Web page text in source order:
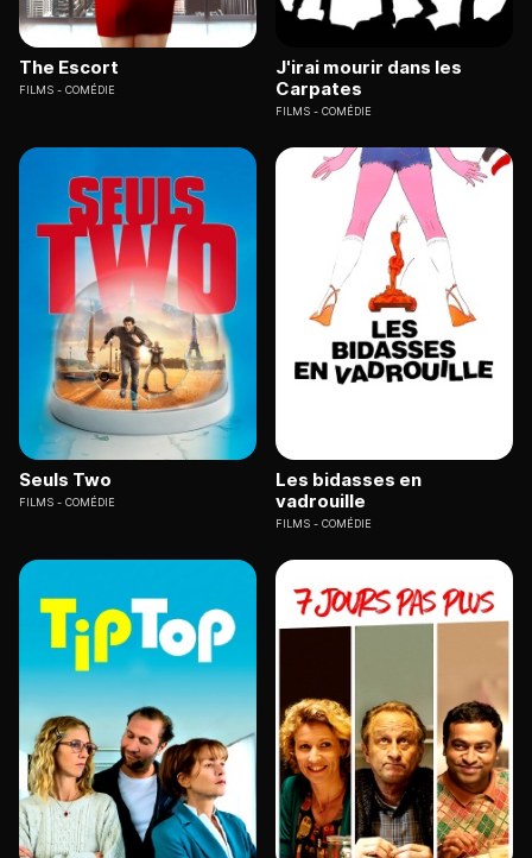
The Escort
FILMS COMÉDIE
J'irai mourir dans les
Carpates
FILMS COMÉDIE
Seuls Two
FILMS COMÉDIE
Les bidasses en
vadrouille
FILMS COMÉDIE